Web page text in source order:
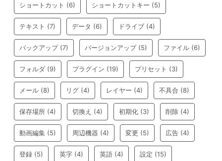
ショートカット (6) ショートカットキー (5)
テキスト (7) データ (6) ドライブ (4)
バックアップ(7) バージョンアップ(5) ファイル (6)
フォルダ (9) プラグイン (19) プリセット (3)
メール (8) リグ (4) レイヤー (4) 不具合 (8)
保存場所 (4) 切換え (4) 初期化 (3) 削除 (4)
動画編集 (5) 周辺機器 (4) 変更 (5) 広告 (4)
登録 (5) 英字 (4) 英語 (4) 設定 (15)